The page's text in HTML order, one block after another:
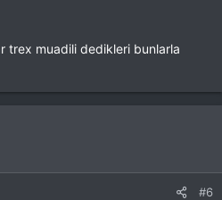
trex muadili dedikleri bunlarla
#6